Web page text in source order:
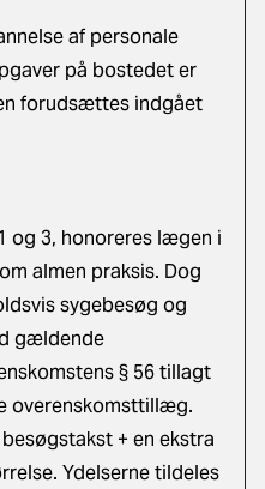
af personale
på bostedet er
forudsættes indgået
og 3, honoreres lægen i
almen praksis. Dog
sygebesøg og
gældende
§ 56 tillagt
overenskomsttillæg.
+ en ekstra
Ydelserne tildeles